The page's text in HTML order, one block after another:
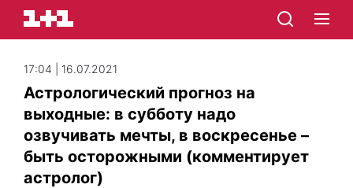
17:04 | 16.07.2021
Астрологический прогноз на
выходные: в субботу надо
озвучивать мечты, в воскресенье –
быть осторожными (комментирует
астролог)